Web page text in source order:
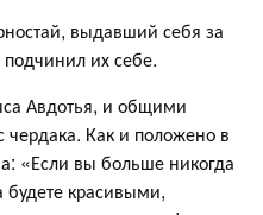
выдавший себя за
их себе.
Авдотья, и общими
Как и положено в
«Если вы больше никогда
будете красивыми,